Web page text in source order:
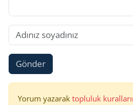
Gönder
Yorum yazarak topluluk